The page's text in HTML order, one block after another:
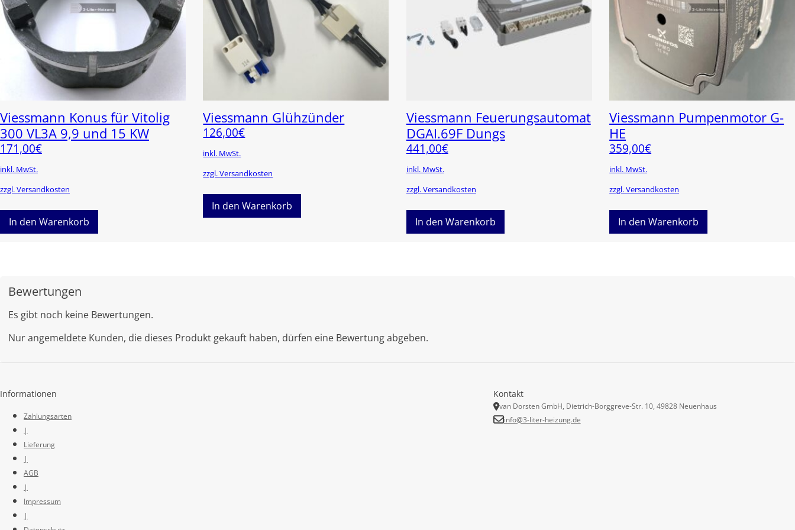
Viessmann Konus für Vitolig
300 VL3A 9,9 und 15 KW
171,00€
inkl. MwSt.
zzgl. Versandkosten
In den Warenkorb
Viessmann Glühzünder
126,00€
inkl. MwSt.
zzgl. Versandkosten
In den Warenkorb
Viessmann Feuerungsautomat
DGAI.69F Dungs
441,00€
inkl. MwSt.
zzgl. Versandkosten
In den Warenkorb
Viessmann Pumpenmotor G-
HE
359,00€
inkl. MwSt.
zzgl. Versandkosten
In den Warenkorb
Bewertungen
Es gibt noch keine Bewertungen.
Nur angemeldete Kunden, die dieses Produkt gekauft haben, dürfen eine Bewertung abgeben.
Informationen
Zahlungsarten
|
Lieferung
|
AGB
|
Impressum
|
Kontakt
van Dorsten GmbH, Dietrich-Borggreve-Str. 10, 49828 Neuenhaus
info@3-liter-heizung.de